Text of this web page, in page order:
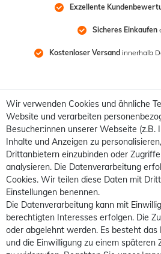
Exzellente
Sicheres Einkaufen
Kostenloser Versand innerhalb
Wir verwenden Cookies und ähnliche
Website und verarbeiten
Besucher:innen unserer Webseite (z.B.
Inhalte und Anzeigen zu
Drittanbietern einzubinden oder
analysieren. Die Datenverarbeitung
Cookies. Wir teilen diese Daten mit
Einstellungen benennen.
Die Datenverarbeitung kann mit
berechtigten Interesses erfolgen. Die
oder abgelehnt werden. Es besteht
und die Einwilligung zu einem späteren